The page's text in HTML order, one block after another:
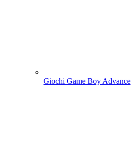
Giochi Game Boy Advance